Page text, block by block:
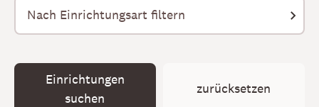
Einrichtungen
suchen
zurücksetzen